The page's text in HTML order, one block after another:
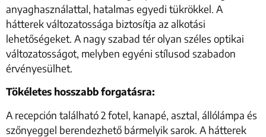
anyaghasználattal, hatalmas egyedi tükrökkel. A
hátterek változatossága biztosítja az alkotási
lehetőségeket. A nagy szabad tér olyan széles optikai
változatosságot, melyben egyéni stílusod szabadon
érvényesülhet.
Tökéletes hosszabb forgatásra:
A recepción található 2 fotel, kanapé, asztal, állólámpa és
szőnyeggel berendezhető bármelyik sarok. A hátterek